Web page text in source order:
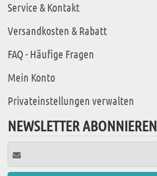
Service & Kontakt
Versandkosten & Rabatt
FAQ - Häufige Fragen
Mein Konto
Privateinstellungen verwalten
NEWSLETTER ABONNIEREN